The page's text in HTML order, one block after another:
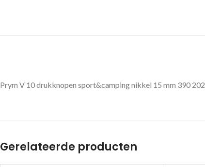
Prym V 10 drukknopen sport&camping nikkel 15 mm 390 202
Gerelateerde producten